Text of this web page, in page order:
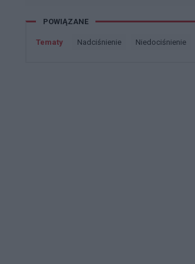
POWIĄZANE
Tematy nadciśnienie niedociśnienie